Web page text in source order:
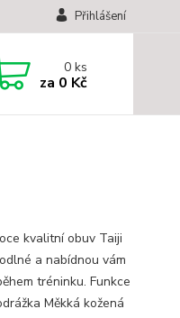
Přihlášení
0ks
za 0 Kč
kvalitní obuv Taiji
a nabídnou vám
tréninku. Funkce
Měkká kožená